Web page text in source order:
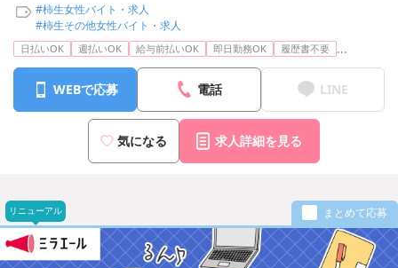
#柿生女性バイト・求人
#柿生その他女性バイト・求人
日払いOK 週払いOK 給与前払いOK 即日勤務OK 履歴書不要 ...
WEBで応募 電話 LINE
気になる 求人詳細を見る
リニューアル まとめて応募